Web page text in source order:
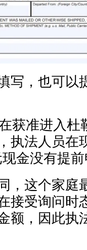
写，也可以
获准进入杜
执法人员在
金没有提
，这个家庭
接受询问时
额，因此执